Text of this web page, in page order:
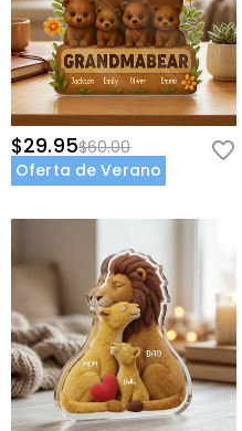
$29.95$60.00
Oferta de Verano